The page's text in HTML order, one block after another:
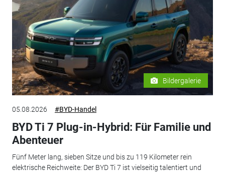
Bildergalerie
05.08.2026 #BYD-Handel
BYD Ti 7 Plug-in-Hybrid: Für Familie und
Abenteuer
Fünf Meter lang, sieben Sitze und bis zu 119 Kilometer rein
elektrische Reichweite: Der BYD Ti 7 ist vielseitig talentiert und